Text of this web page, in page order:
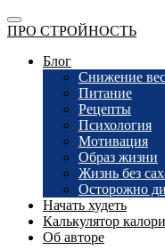
ПРО СТРОЙНОСТЬ
Блог
Снижение
Питание
Рецепты
Психология
Мотивация
Образ жизни
Жизнь без
Осторожно
Начать худеть
Калькулятор
Об авторе